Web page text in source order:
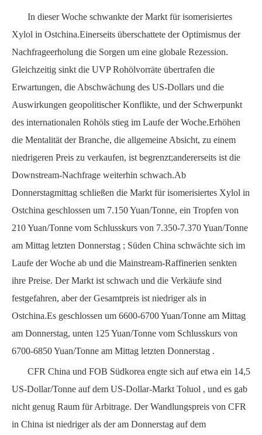
In dieser Woche schwankte der Markt für isomerisiertes
Xylol in Ostchina.Einerseits überschattete der Optimismus der
Nachfrageerholung die Sorgen um eine globale Rezession.
Gleichzeitig sinkt die UVPRohölvorräte übertrafen die
Erwartungen, die Abschwächung des US-Dollars und die
Auswirkungen geopolitischer Konflikte, und der Schwerpunkt
des internationalen Rohöls stieg im Laufe der Woche.Erhöhen
die Mentalität der Branche, die allgemeine Absicht, zu einem
niedrigeren Preis zu verkaufen, ist begrenzt;andererseits ist die
Downstream-Nachfrage weiterhin schwach.Ab
Donnerstagmittag schließen die Markt für isomerisiertes Xylol in
Ostchina geschlossen um 7.150 Yuan/Tonne, ein Tropfen von
210 Yuan/Tonne vom Schlusskurs von 7.350-7.370 Yuan/Tonne
am Mittag letzten Donnerstag ; Süden China schwächte sich im
Laufe der Woche ab und die Mainstream-Raffinerien senkten
ihre Preise. Der Markt ist schwach und die Verkäufe sind
festgefahren, aber der Gesamtpreis ist niedriger als in
Ostchina.Es geschlossen um 6600-6700Yuan/Tonne am Mittag
am Donnerstag, unten 125 Yuan/Tonne vom Schlusskurs von
6700-6850Yuan/Tonne am Mittag letzten Donnerstag .
CFR China und FOB Südkorea engte sich auf etwa ein 14,5
US-Dollar/Tonne auf dem US-Dollar-Markt Toluol , und es gab
nicht genug Raum für Arbitrage. Der Wandlungspreis von CFR
in China ist niedriger als der am Donnerstag auf dem